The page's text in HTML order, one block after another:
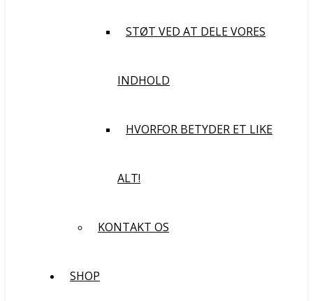
STØT VED AT DELE VORES
INDHOLD
HVORFOR BETYDER ET LIKE
ALT!
KONTAKT OS
SHOP